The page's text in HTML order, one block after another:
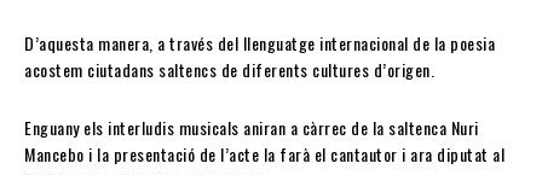
D’aquesta manera, a través del llenguatge internacional de la poesia
acostem ciutadans saltencs de diferents cultures d’origen.
Enguany els interludis musicals aniran a càrrec de la saltenca Nuri
Mancebo i la presentació de l’acte la farà el cantautor i ara diputat al